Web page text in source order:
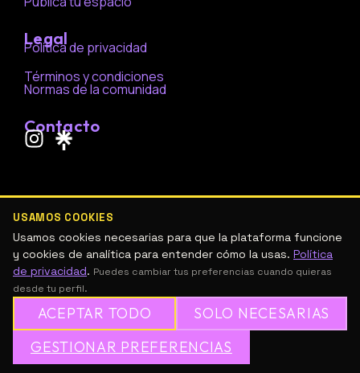
Legal
Política de privacidad
Términos y condiciones
Normas de la comunidad
Contacto
I
t
a
g
r
a
m
USAMOS COOKIES
Usamos cookies necesarias para que la plataforma funcione
y cookies de analítica para entender cómo la usas. Política
de privacidad. Puedes cambiar tus preferencias cuando quieras
desde tu perfil.
ACEPTAR TODO
SOLO NECESARIAS
GESTIONAR PREFERENCIAS